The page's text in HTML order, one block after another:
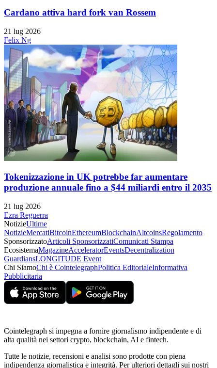
Cardano attiva hard fork van Rossem
21 lug 2026
Felix Ng
Tokenizzazione in UK potrebbe far aumentare
produzione annuale fino a $44 miliardi entro il 2035
21 lug 2026
Ezra Reguerra
NotizieUltime
NotizieMercatiBitcoinEthereumBlockchainAltcoinsRegolamento
SponsorizzatoArticoli SponsorizzatiComunicati Stampa
EcosistemaMagazineAcceleratorEventsDecentralization
GuardiansLONGITUDE Event
Chi SiamoChi è CointelegraphPolitica EditorialeInformativa
Pubblicitaria
Cointelegraph si impegna a fornire giornalismo indipendente e di
alta qualità nei settori crypto, blockchain, AI e fintech.
Tutte le notizie, recensioni e analisi sono prodotte con piena
indipendenza giornalistica e integrità. Per ulteriori dettagli sui nostri